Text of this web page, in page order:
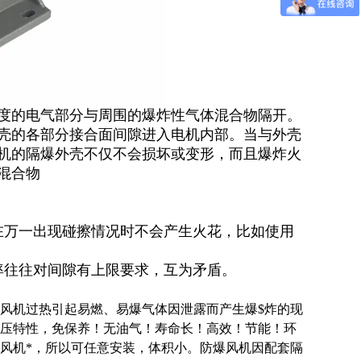
电气部分与周围的爆炸性气体混合物隔开。
的各部分接合面间隙进入电机内部。当与外壳
的隔爆外壳不仅不会损坏或变形，而且爆炸火
合物
一出现碰擦情况时不会产生火花，比如使用
往对间隙有上限要求，互为矛盾。
机过热引起易燃、易爆气体因泄露而产生爆$炸的现
特性，免保养！无油气！寿命长！高效！节能！环
机*，所以可任意安装，体积小。防爆风机因配套隔